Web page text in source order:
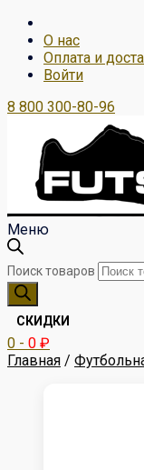
О нас
Оплата и
Войти
8 800 300-80-96
Меню
Поиск товаров
СКИДКИ
0 - 0 ₽
Главная /